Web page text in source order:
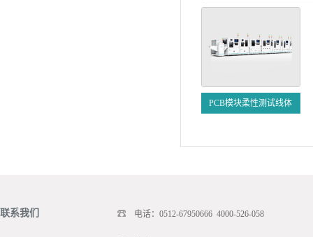
PCB模块柔性测试线体
联系我们 电话：0512-67950666 4000-526-058